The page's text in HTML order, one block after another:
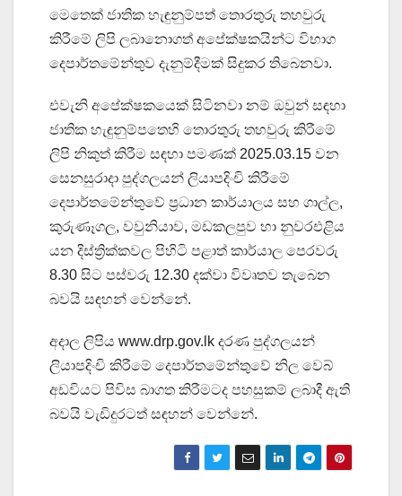
මෙතෙක් ජාතික හැඳුනුම්පත් තොරතුරු තහවුරු
කිරීමේ ලිපි ලබානොගත් අපේක්ෂකයින්ට විභාග
දෙපාර්තමේන්තුව දැනුම්දීමක් සිදුකර තිබෙනවා.
එවැනි අපේක්ෂකයෙක් සිටිනවා නම් ඔවුන් සඳහා
ජාතික හැඳුනුම්පතෙහි තොරතුරු තහවුරු කිරීමේ
ලිපි නිකුත් කිරීම සඳහා පමණක් 2025.03.15 වන
සෙනසුරාදා පුද්ගලයන් ලියාපදිංචි කිරීමේ
දෙපාර්තමේන්තුවේ ප්‍රධාන කාර්යාලය සහ ගාල්ල,
කුරුණෑගල, වවුනියාව, මඩකලපුව හා නුවරඑළිය
යන දිස්ත්‍රික්කවල පිහිටි පළාත් කාර්යාල පෙරවරු
8.30 සිට පස්වරු 12.30 දක්වා විවෘතව තැබෙන
බවයි සඳහන් වෙන්නේ.
අදාල ලිපිය www.drp.gov.lk දරණ පුද්ගලයන්
ලියාපදිංචි කිරීමේ දෙපාර්තමේන්තුවේ නිල වෙබ්
අඩවියට පිවිස බාගත කිරීමටද පහසුකම් ලබාදී ඇති
බවයි වැඩිදුරටත් සඳහන් වෙන්නේ.